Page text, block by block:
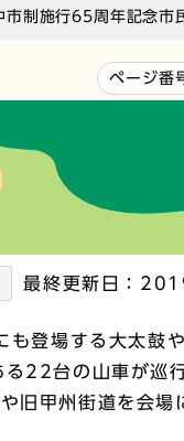
市制施行65周年記念市
ページ番
最終更新日：
登場する大太鼓
22台の山車が巡
旧甲州街道を会場